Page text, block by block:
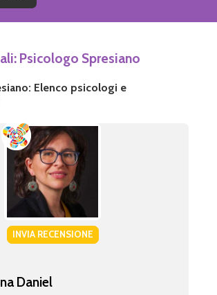
Psicologo Spresiano
Elenco psicologi e
INVIA RECENSIONE
Daniel